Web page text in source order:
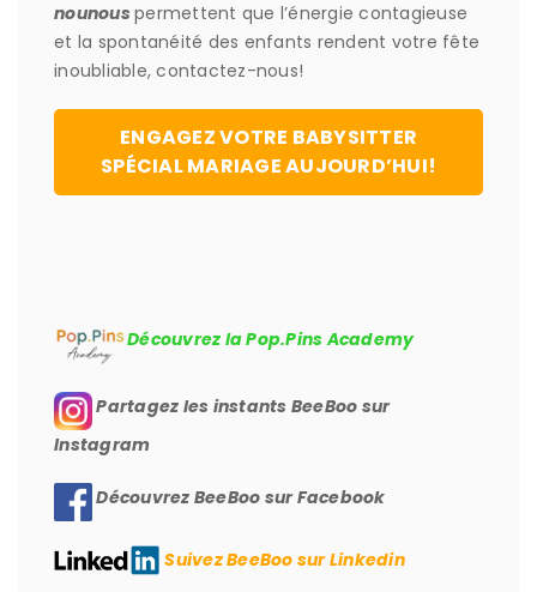
nounous permettent que l’énergie contagieuse
et la spontanéité des enfants rendent votre fête
inoubliable, contactez-nous!
ENGAGEZ VOTRE BABYSITTER
SPÉCIAL MARIAGE AUJOURD’HUI!
Découvrez la Pop.Pins Academy
Partagez les instants BeeBoo sur
Instagram
Découvrez BeeBoo sur Facebook
Suivez BeeBoo sur Linkedin